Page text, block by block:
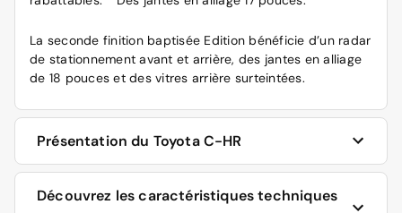
La seconde finition baptisée Edition bénéficie d’un radar
de stationnement avant et arrière, des jantes en alliage
de 18 pouces et des vitres arrière surteintées.
Présentation du Toyota C-HR
Les deux motorisations hybrides
Découvrez les caractéristiques techniques